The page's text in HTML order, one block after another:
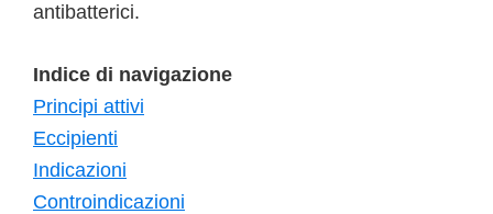
antibatterici.
Indice di navigazione
Principi attivi
Eccipienti
Indicazioni
Controindicazioni